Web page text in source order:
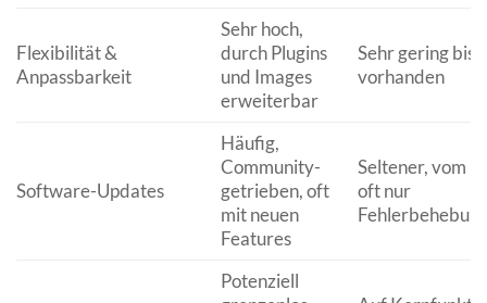
Flexibilität &
Anpassbarkeit
Sehr hoch,
durch Plugins
und Images
erweiterbar
Sehr gering bis
vorhanden
Software-Updates
Häufig,
Community-
getrieben, oft
mit neuen
Features
Seltener, vom
oft nur
Potenziell